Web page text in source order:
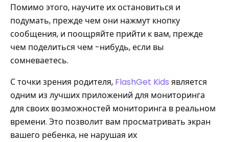
Помимо этого, научите их остановиться и
подумать, прежде чем они нажмут кнопку
сообщения, и поощряйте прийти к вам, прежде
чем поделиться чем -нибудь, если вы
сомневаетесь.
С точки зрения родителя, FlashGet Kids является
одним из лучших приложений для мониторинга
для своих возможностей мониторинга в реальном
времени. Это позволит вам просматривать экран
вашего ребенка, не нарушая их